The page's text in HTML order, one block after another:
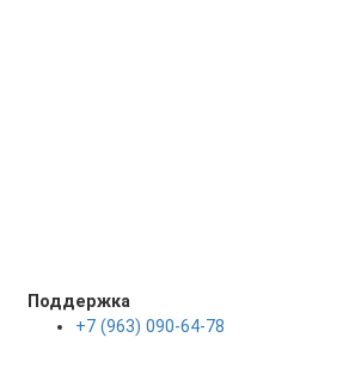
Поддержка
+7 (963) 090-64-78